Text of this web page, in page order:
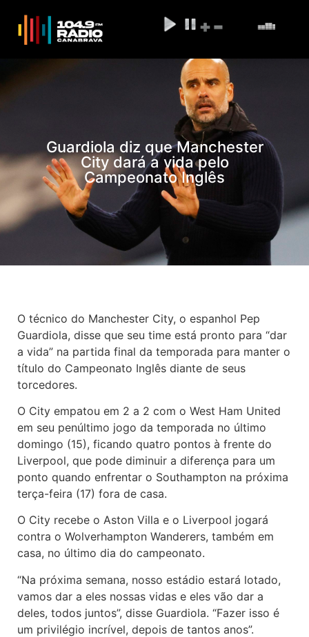
Guardiola diz que Manchester
City dará a vida pelo
Campeonato Inglês
O técnico do Manchester City, o espanhol Pep
Guardiola, disse que seu time está pronto para “dar
a vida” na partida final da temporada para manter o
título do Campeonato Inglês diante de seus
torcedores.
O City empatou em 2 a 2 com o West Ham United
em seu penúltimo jogo da temporada no último
domingo (15), ficando quatro pontos à frente do
Liverpool, que pode diminuir a diferença para um
ponto quando enfrentar o Southampton na próxima
terça-feira (17) fora de casa.
O City recebe o Aston Villa e o Liverpool jogará
contra o Wolverhampton Wanderers, também em
casa, no último dia do campeonato.
“Na próxima semana, nosso estádio estará lotado,
vamos dar a eles nossas vidas e eles vão dar a
deles, todos juntos”, disse Guardiola. “Fazer isso é
um privilégio incrível, depois de tantos anos”.